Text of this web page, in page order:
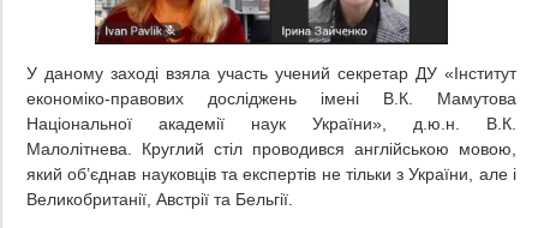
У даному заході взяла участь учений секретар ДУ «Інститут
економіко-правових досліджень імені В.К. Мамутова
Національної академії наук України», д.ю.н. В.К.
Малолітнева. Круглий стіл проводився англійською мовою,
який об’єднав науковців та експертів не тільки з України, але і
Великобританії, Австрії та Бельгії.